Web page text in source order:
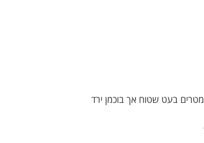
בדקה ה-78 כמעט והגיעה השוויון כשהישאם אלהושלה שלח בכדור עומק מחליף אחר,מוחמד אלהושלה שמ 11 מטרים בעט שטוח אך בוכמן ירד